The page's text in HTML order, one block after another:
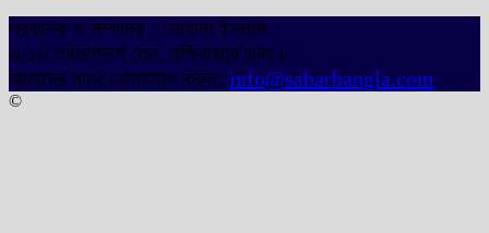
প্রকাশক ও সম্পাদক : সোহানা ইসলাম
৩/১৩ প্রতাপদাশ লেন, লক্ষিবাজার ঢাকা।
আমাদের সাথে যোগাযোগ করুন: info@sabarbangla.com
©